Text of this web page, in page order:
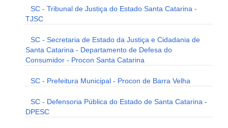
SC - Tribunal de Justiça do Estado Santa Catarina -
TJSC
SC - Secretaria de Estado da Justiça e Cidadania de
Santa Catarina - Departamento de Defesa do
Consumidor - Procon Santa Catarina
SC - Prefeitura Municipal - Procon de Barra Velha
SC - Defensoria Pública do Estado de Santa Catarina -
DPESC